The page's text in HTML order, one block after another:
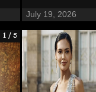
July 19, 2026
1 / 5